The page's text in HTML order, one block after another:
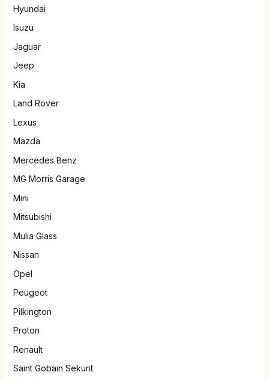
Hyundai
Isuzu
Jaguar
Jeep
Kia
Land Rover
Lexus
Mazda
Mercedes Benz
MG Morris Garage
Mini
Mitsubishi
Mulia Glass
Nissan
Opel
Peugeot
Pilkington
Proton
Renault
Saint Gobain Sekurit